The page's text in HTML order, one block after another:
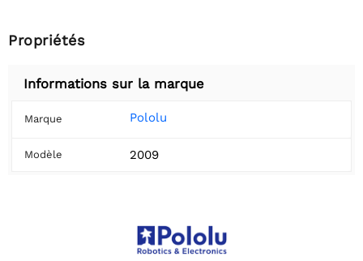
Propriétés
Informations sur la marque
Marque Pololu
Modèle 2009